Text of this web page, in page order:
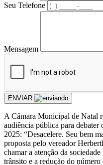
Seu Telefone
Mensagem
ENVIAR
A Câmara Municipal de Natal
audiência pública para
2025: “Desacelere. Seu bem
proposta pelo vereador
chamar a atenção da
trânsito e a redução do